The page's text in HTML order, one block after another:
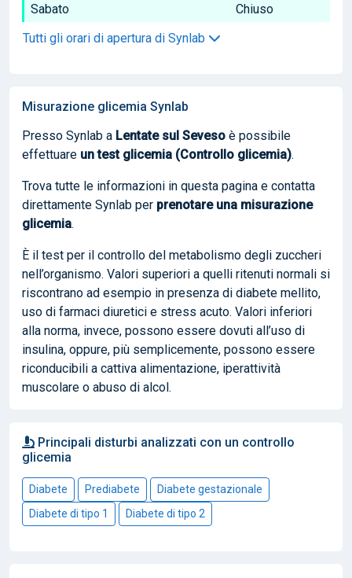
Sabato
Chiuso
Tutti gli orari di apertura di Synlab
Misurazione glicemia Synlab
Presso Synlab a Lentate sul Seveso è possibile
effettuare un test glicemia (Controllo glicemia).
Trova tutte le informazioni in questa pagina e contatta
direttamente Synlab per prenotare una misurazione
glicemia.
È il test per il controllo del metabolismo degli zuccheri
nell’organismo. Valori superiori a quelli ritenuti normali si
riscontrano ad esempio in presenza di diabete mellito,
uso di farmaci diuretici e stress acuto. Valori inferiori
alla norma, invece, possono essere dovuti all’uso di
insulina, oppure, più semplicemente, possono essere
riconducibili a cattiva alimentazione, iperattività
muscolare o abuso di alcol.
Principali disturbi analizzati con un controllo
glicemia
Diabete Prediabete
Diabete gestazionale
Diabete di tipo 1
Diabete di tipo 2